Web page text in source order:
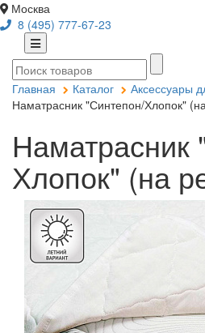
Москва
8 (495) 777-67-23
Главная Каталог Аксессуары
Наматрасник "Синтепон/Хлопок"
Наматрасник
Хлопок" (на